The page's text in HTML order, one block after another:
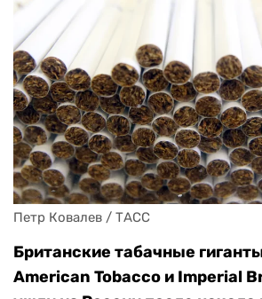
Петр Ковалев / ТАСС
Британские табачные
American Tobacco и Imperial